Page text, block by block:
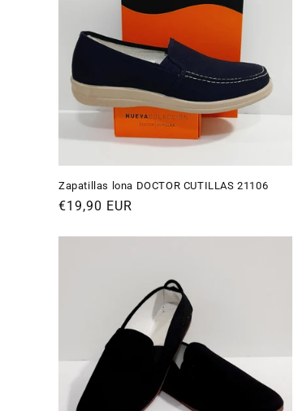
ó
n
:
Zapatillas lona DOCTOR CUTILLAS 21106
Precio
€19,90 EUR